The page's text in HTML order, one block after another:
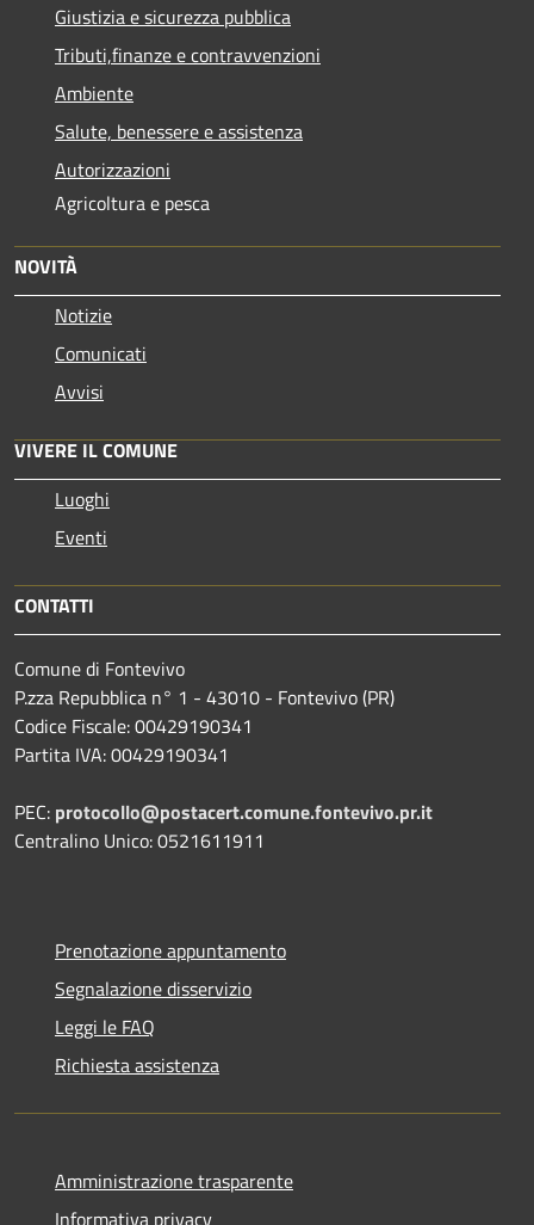
Giustizia e sicurezza pubblica
Tributi,finanze e contravvenzioni
Ambiente
Salute, benessere e assistenza
Autorizzazioni
Agricoltura e pesca
NOVITÀ
Notizie
Comunicati
Avvisi
VIVERE IL COMUNE
Luoghi
Eventi
CONTATTI
Comune di Fontevivo
P.zza Repubblica n° 1 - 43010 - Fontevivo (PR)
Codice Fiscale: 00429190341
Partita IVA: 00429190341
PEC: protocollo@postacert.comune.fontevivo.pr.it
Centralino Unico: 0521611911
Prenotazione appuntamento
Segnalazione disservizio
Leggi le FAQ
Richiesta assistenza
Amministrazione trasparente
Informativa privacy